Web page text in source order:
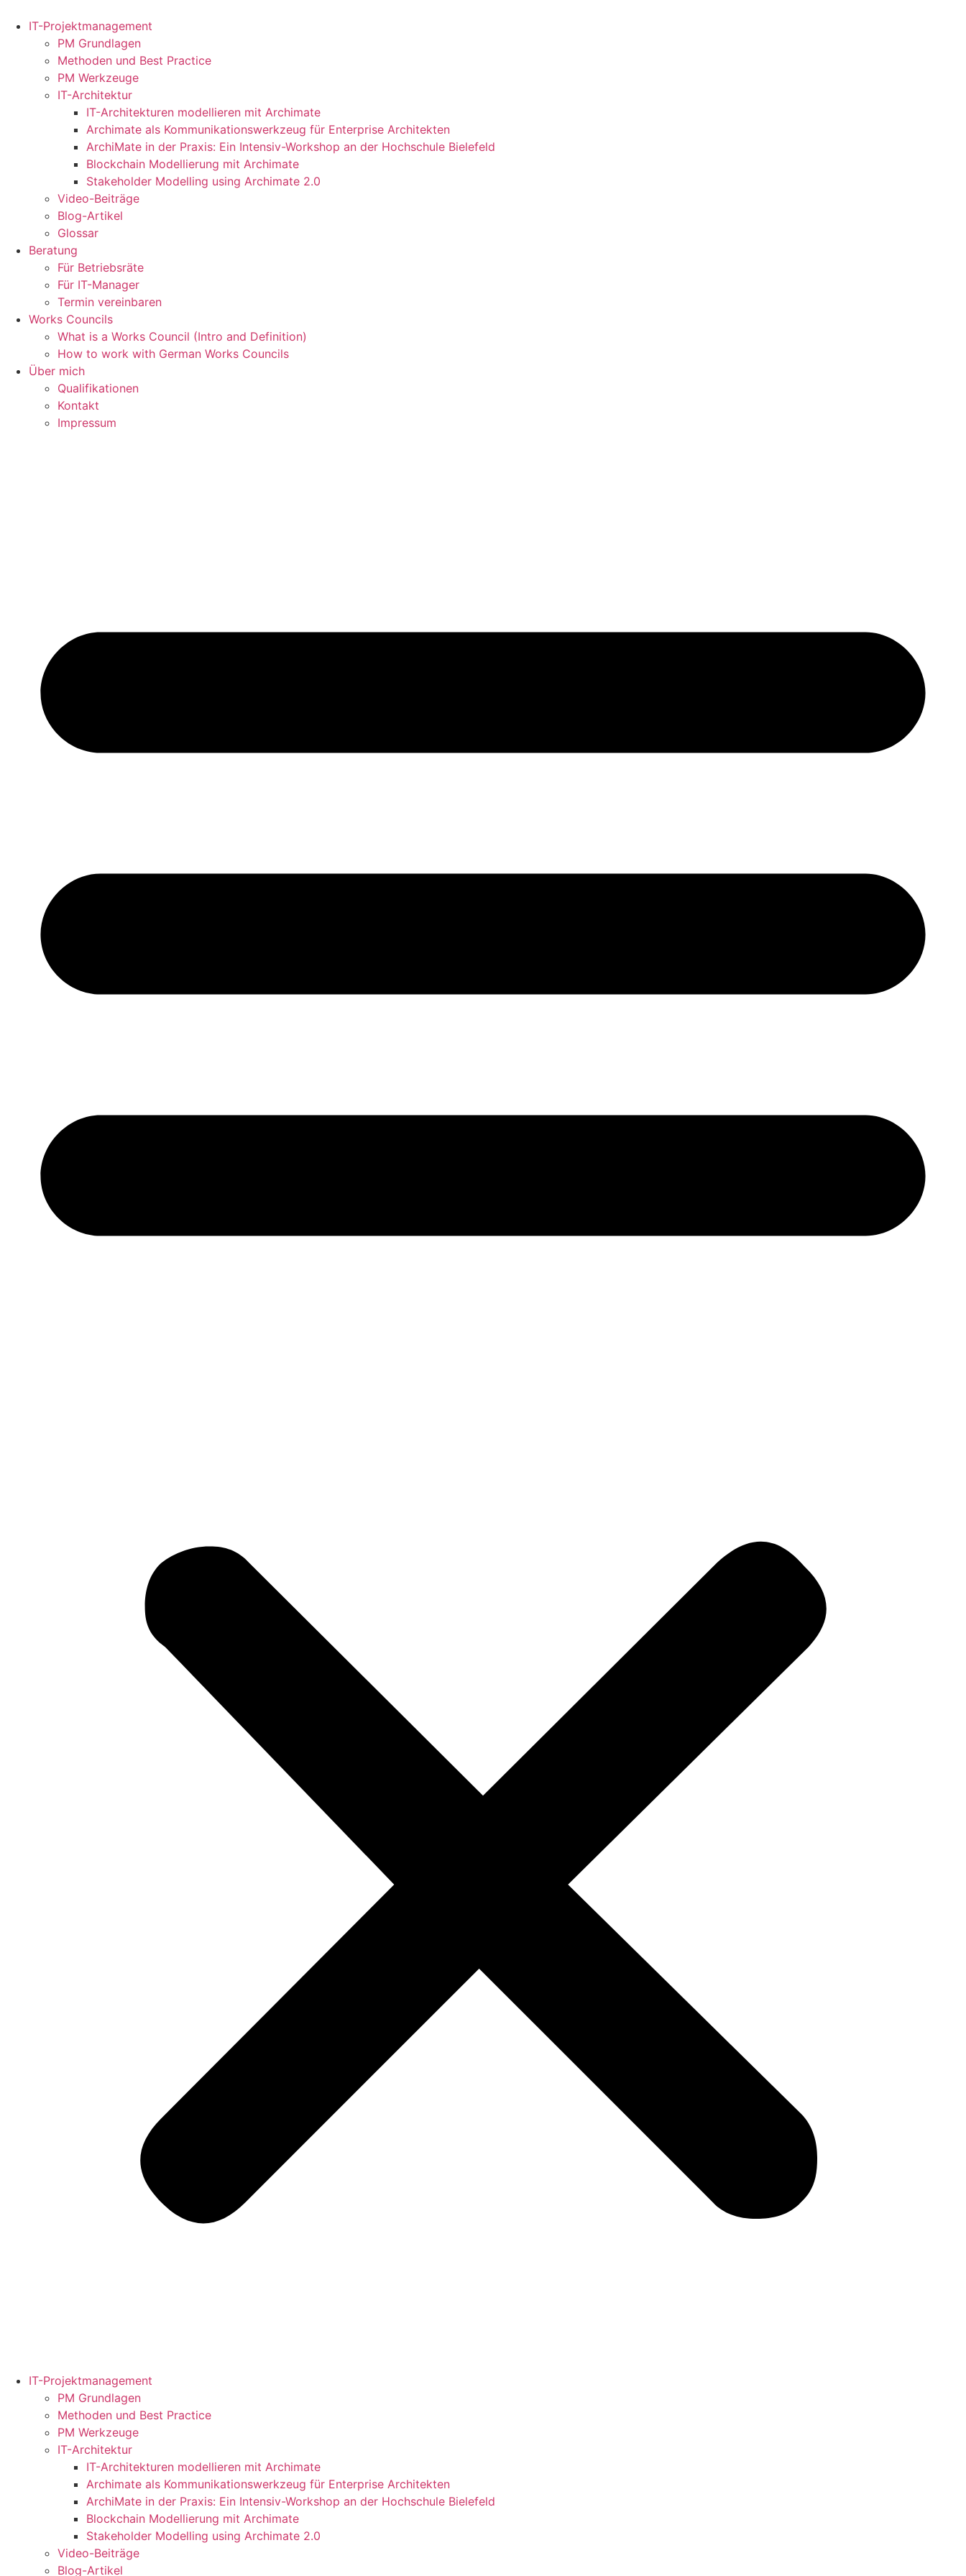
Inhalt
springen
IT-Projektmanagement
PM Grundlagen
Methoden und Best Practice
PM Werkzeuge
IT-Architektur
IT-Architekturen modellieren mit Archimate
Archimate als Kommunikationswerkzeug für Enterprise Architekten
ArchiMate in der Praxis: Ein Intensiv-Workshop an der Hochschule Bielefeld
Blockchain Modellierung mit Archimate
Stakeholder Modelling using Archimate 2.0
Video-Beiträge
Blog-Artikel
Glossar
Beratung
Für Betriebsräte
Für IT-Manager
Termin vereinbaren
Works Councils
What is a Works Council (Intro and Definition)
How to work with German Works Councils
Über mich
Qualifikationen
Kontakt
Impressum
IT-Projektmanagement
PM Grundlagen
Methoden und Best Practice
PM Werkzeuge
IT-Architektur
IT-Architekturen modellieren mit Archimate
Archimate als Kommunikationswerkzeug für Enterprise Architekten
ArchiMate in der Praxis: Ein Intensiv-Workshop an der Hochschule Bielefeld
Blockchain Modellierung mit Archimate
Stakeholder Modelling using Archimate 2.0
Video-Beiträge
Blog-Artikel